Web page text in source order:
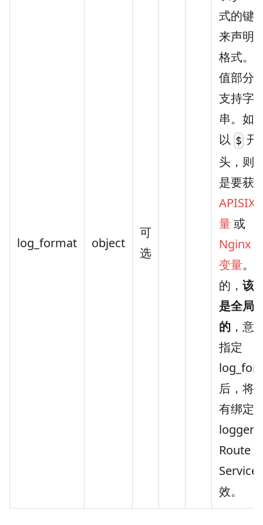
log_format object
可
选
式的键
来声明
格式。
值部分
支持字
串。如
以 $ 开
头，则
是要获
APISIX
量或
Nginx
变量。
的， 该
是全局
的 ，意
指定
后，将
有绑定
logger
Route
Service
效。